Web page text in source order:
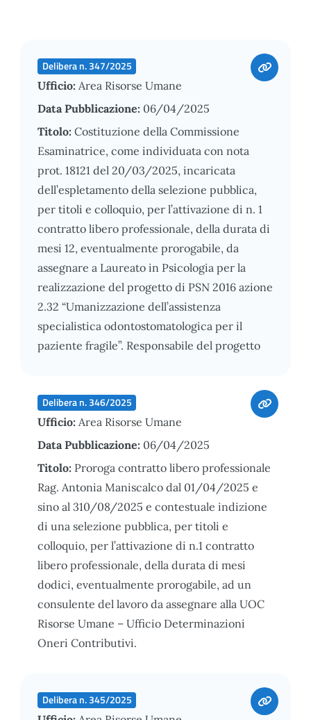
Delibera n. 347/2025
Ufficio: Area Risorse Umane
Data Pubblicazione: 06/04/2025
Titolo: Costituzione della Commissione
Esaminatrice, come individuata con nota
prot. 18121 del 20/03/2025, incaricata
dell’espletamento della selezione pubblica,
per titoli e colloquio, per l’attivazione di n. 1
contratto libero professionale, della durata di
mesi 12, eventualmente prorogabile, da
assegnare a Laureato in Psicologia per la
realizzazione del progetto di PSN 2016 azione
2.32 “Umanizzazione dell’assistenza
specialistica odontostomatologica per il
paziente fragile”. Responsabile del progetto
Delibera n. 346/2025
Ufficio: Area Risorse Umane
Data Pubblicazione: 06/04/2025
Titolo: Proroga contratto libero professionale
Rag. Antonia Maniscalco dal 01/04/2025 e
sino al 310/08/2025 e contestuale indizione
di una selezione pubblica, per titoli e
colloquio, per l’attivazione di n.1 contratto
libero professionale, della durata di mesi
dodici, eventualmente prorogabile, ad un
consulente del lavoro da assegnare alla UOC
Risorse Umane – Ufficio Determinazioni
Oneri Contributivi.
Delibera n. 345/2025